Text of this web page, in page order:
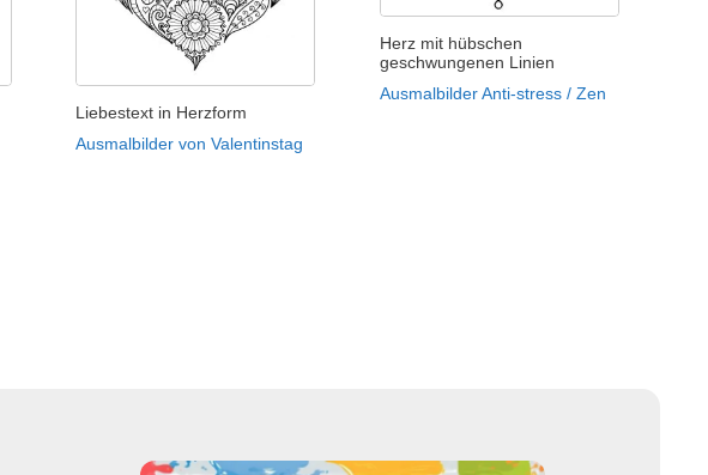
Liebestext in Herzform
Ausmalbilder von Valentinstag
Herz mit hübschen
geschwungenen Linien
Ausmalbilder Anti-stress / Zen